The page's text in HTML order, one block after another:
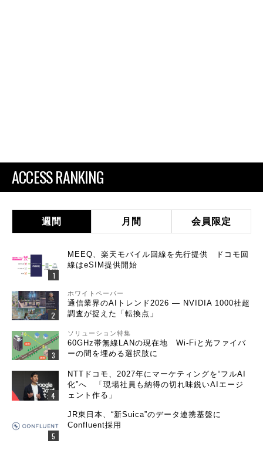
ACCESS RANKING
週間 月間 会員限定
MEEQ、楽天モバイル回線を先行提供 ドコモ回
線はeSIM提供開始
ホワイトペーパー
通信業界のAIトレンド2026 ― NVIDIA 1000社超
調査が捉えた「転換点」
ソリューション特集
60GHz帯無線LANの現在地 Wi-Fiと光ファイバ
ーの間を埋める選択肢に
NTTドコモ、2027年にマーケティングを“フルAI
化”へ 「現場社員も納得の切れ味鋭いAIエージ
ェント作る」
JR東日本、“新Suica”のデータ連携基盤に
Confluent採用